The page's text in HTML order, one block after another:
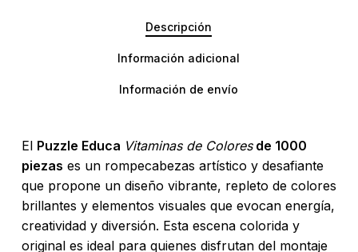
Descripción
Información adicional
Información de envío
El Puzzle Educa Vitaminas de Coloresde 1000
piezas es un rompecabezas artístico y desafiante
que propone un diseño vibrante, repleto de colores
brillantes y elementos visuales que evocan energía,
creatividad y diversión. Esta escena colorida y
original es ideal para quienes disfrutan del montaje